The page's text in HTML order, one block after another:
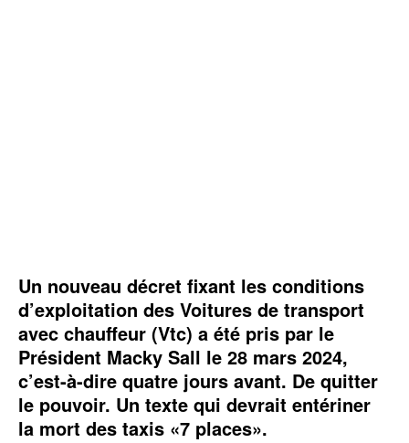
Un nouveau décret fixant les conditions
d’exploitation des Voitures de transport
avec chauffeur (Vtc) a été pris par le
Président Macky Sall le 28 mars 2024,
c’est-à-dire quatre jours avant. De quitter
le pouvoir. Un texte qui devrait entériner
la mort des taxis «7 places».